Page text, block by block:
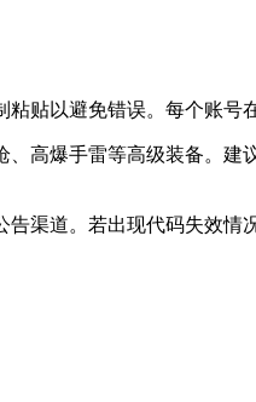
贴以避免错误。每个账
高爆手雷等高级装备。
渠道。若出现代码失效